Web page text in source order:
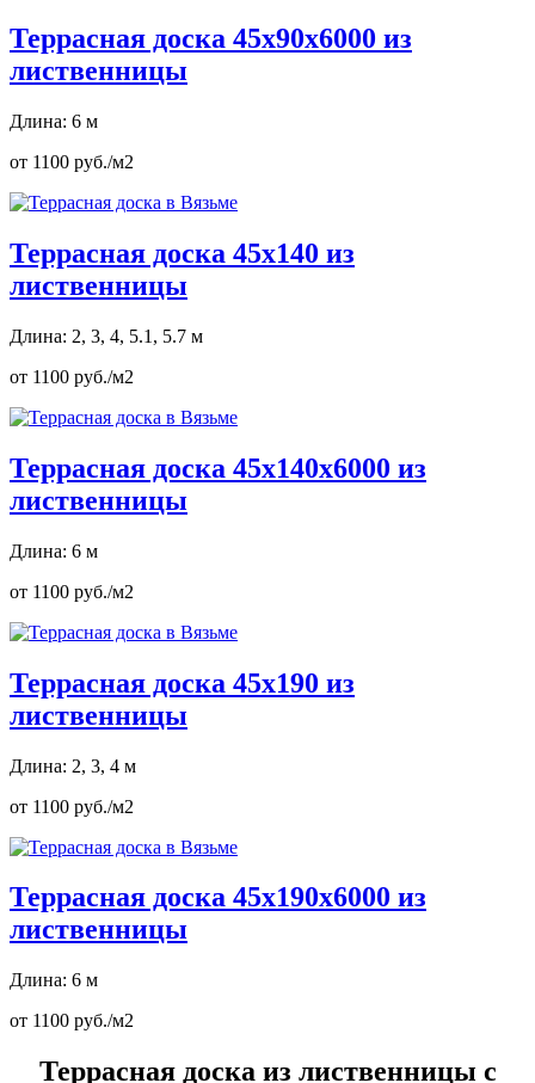
Террасная доска 45х90х6000 из
лиственницы
Длина: 6 м
от 1100 руб./м2
Террасная доска 45х140 из
лиственницы
Длина: 2, 3, 4, 5.1, 5.7 м
от 1100 руб./м2
Террасная доска 45х140х6000 из
лиственницы
Длина: 6 м
от 1100 руб./м2
Террасная доска 45х190 из
лиственницы
Длина: 2, 3, 4 м
от 1100 руб./м2
Террасная доска 45х190х6000 из
лиственницы
Длина: 6 м
от 1100 руб./м2
Террасная доска из лиственницы с